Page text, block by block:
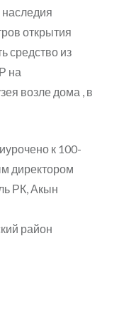
открытия
средство из
на
возле дома , в
к 100-
директором
РК, Акын
район